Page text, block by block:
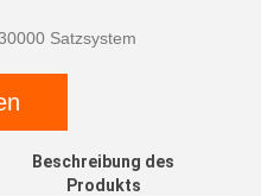
Satzsystem
Beschreibung des
Produkts